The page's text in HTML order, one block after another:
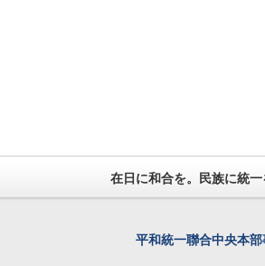
在日に和合を。民族に統一
平和統一聯合中央本